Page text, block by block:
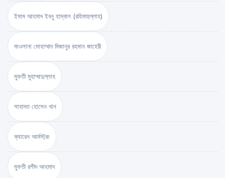
ইমাম আহমাদ ইবনু হাম্বাল (রহিমাহুল্লাহ)
মাওলানা মোহাম্মাদ মিজানুর রহমান জাহেরী
মুফতী মুহাম্মাদুল্লাহ
সাহাদত হোসেন খান
ক্যারেন আর্মস্ট্রং
মুফতী রশীদ আহমাদ